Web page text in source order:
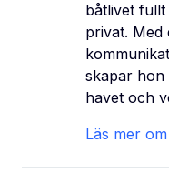
båtlivet
privat. Med
skapar hon
havet och
Läs mer om